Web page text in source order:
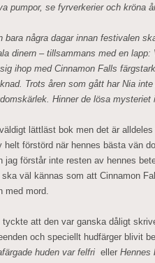
pumpor, se fyrverkerier och kröna
bara några dagar innan festivalen
dinern – tillsammans med en
ihop med Cinnamon Falls
Trots åren som gått har Nia
Hinner de lösa mysteriet
lättläst bok men det är
helt förstörd när hennes bästa vän
jag förstår inte resten av hennes
ska väl kännas som att Cinnamon
med mord.
tyckte att den var ganska dåligt
och speciellt hudfärger blivit
huden var felfri eller Hennes